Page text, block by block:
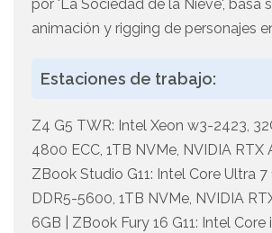
por 'La Sociedad de la Nieve', basa
animación y rigging de personajes
Estaciones de trabajo:
Z4 G5 TWR: Intel Xeon w3-2423,
4800 ECC, 1TB NVMe, NVIDIA RTX
ZBook Studio G11: Intel Core Ultra 7
DDR5-5600, 1TB NVMe, NVIDIA
6GB | ZBook Fury 16 G11: Intel Core